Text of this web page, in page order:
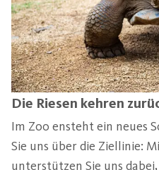
Die Riesen kehren
Im Zoo ensteht ein neues
Sie uns über die Ziellinie:
unterstützen Sie uns